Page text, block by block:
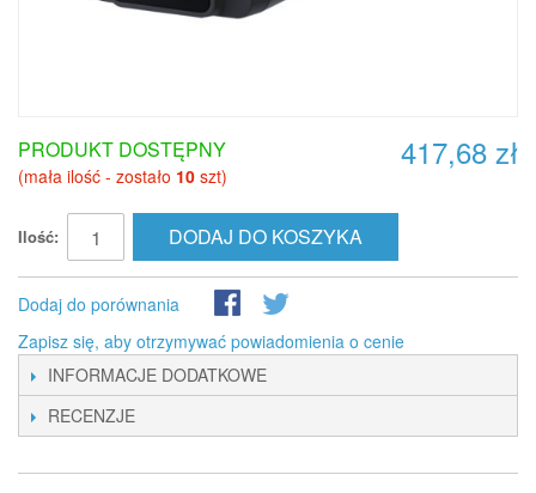
417,68 zł
PRODUKT DOSTĘPNY
(mała ilość - zostało 10 szt)
Ilość: DODAJ DO KOSZYKA
Dodaj do porównania
Zapisz się, aby otrzymywać powiadomienia o cenie
INFORMACJE DODATKOWE
RECENZJE